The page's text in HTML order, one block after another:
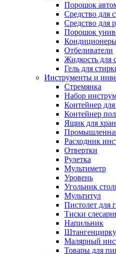
Порошок
Средство для
Средство для
Порошок
Отбеливатели
Жидкость для
Гель для
Инструменты и
Стремянка
Набор
Контейнер
Контейнер
Ящик для
Расходник
Отвертки
Рулетка
Мультиметр
Уровень
Угольник
Мультитул
Пистолет для
Тиски
Напильник
Малярный
Товары для